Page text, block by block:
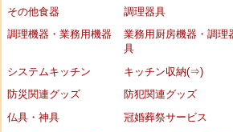
その他食器
調理器具
調理機器・業務用機器
業務用厨房機器・調理
具
システムキッチン
キッチン収納(⇒)
防災関連グッズ
防犯関連グッズ
仏具・神具
冠婚葬祭サービス